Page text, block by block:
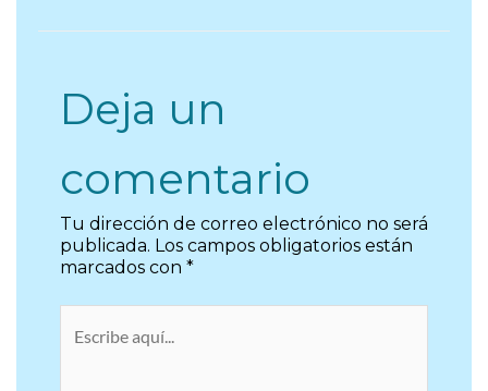
Deja un
comentario
Tu dirección de correo electrónico no será
publicada. Los campos obligatorios están
marcados con *